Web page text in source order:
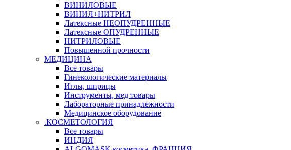
ВИНИЛОВЫЕ
ВИНИЛ+НИТРИЛ
Латексные НЕОПУДРЕННЫЕ
Латексные ОПУДРЕННЫЕ
НИТРИЛОВЫЕ
Повышенной прочности
МЕДИЦИНА
Все товары
Гинекологические материалы
Иглы, шприцы
Инструменты, мед товары
Лабораторные принадлежности
Медицинское оборудование
.КОСМЕТОЛОГИЯ
Все товары
ИНДИЯ